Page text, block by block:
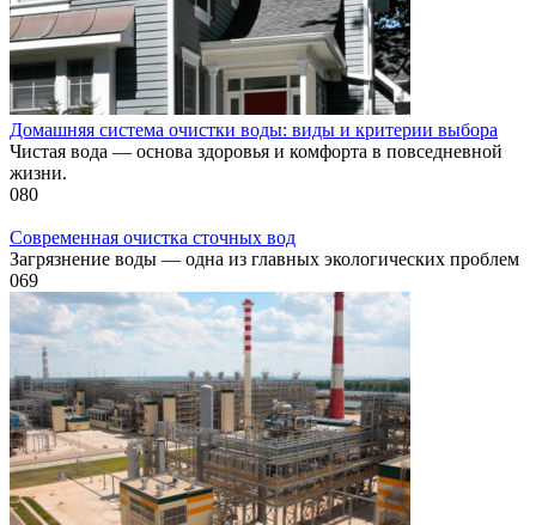
Домашняя система очистки воды: виды и критерии выбора
Чистая вода — основа здоровья и комфорта в повседневной
жизни.
080
Современная очистка сточных вод
Загрязнение воды — одна из главных экологических проблем
069